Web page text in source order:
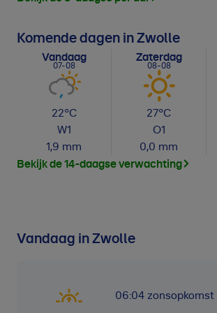
Komende dagen in Zwolle
Vandaag
07-08
22°C
W1
1,9 mm
Zaterdag
08-08
27°C
O1
0,0 mm
Bekijk de 14-daagse verwachting
Vandaag in Zwolle
06:04 zonsopkomst